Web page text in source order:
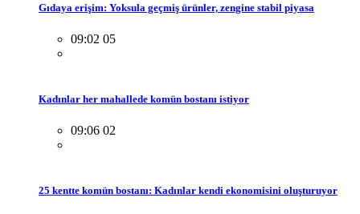
Gıdaya erişim: Yoksula geçmiş ürünler, zengine stabil piyasa
09:02 05
Kadınlar her mahallede komün bostanı istiyor
09:06 02
25 kentte komün bostanı: Kadınlar kendi ekonomisini oluşturuyor